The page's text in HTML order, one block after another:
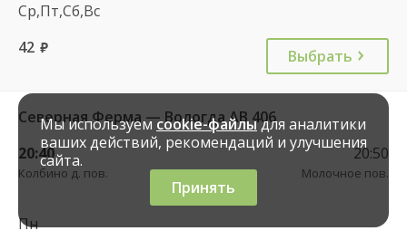
Ср,Пт,Сб,Вс
42 руб. Выбрать
Северная Ферма — Вологда АВ 406
20:40
Колбино д. пов.
20:50
Молочное пов.
Пн
Мы используемcookie-файлыдля аналитики
ваших действий, рекомендаций и улучшения
сайта.
Принять